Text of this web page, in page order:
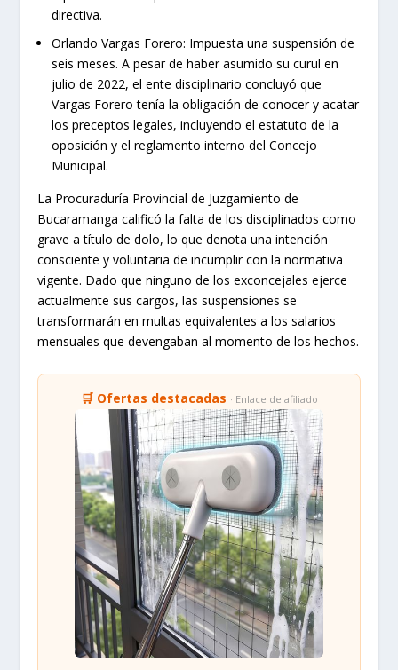
directiva.
Orlando Vargas Forero: Impuesta una suspensión de
seis meses. A pesar de haber asumido su curul en
julio de 2022, el ente disciplinario concluyó que
Vargas Forero tenía la obligación de conocer y acatar
los preceptos legales, incluyendo el estatuto de la
oposición y el reglamento interno del Concejo
Municipal.
La Procuraduría Provincial de Juzgamiento de
Bucaramanga calificó la falta de los disciplinados como
grave a título de dolo, lo que denota una intención
consciente y voluntaria de incumplir con la normativa
vigente. Dado que ninguno de los exconcejales ejerce
actualmente sus cargos, las suspensiones se
transformarán en multas equivalentes a los salarios
mensuales que devengaban al momento de los hechos.
🛒 Ofertas destacadas · Enlace de afiliado